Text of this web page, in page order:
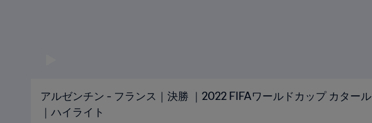
アルゼンチン - フランス｜決勝 ｜2022 FIFAワールドカップ カタール
｜ハイライト